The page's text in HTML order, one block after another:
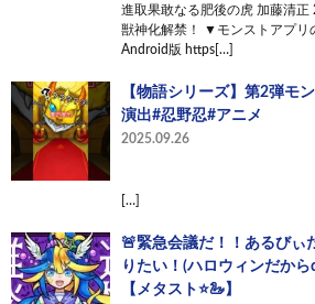
進取果敢なる肥後の虎 加藤清
獣神化解禁！ ▼モンストアプリ
Android版 https[…]
【物語シリーズ】第2弾モ
演出#忍野忍#アニメ
2025.09.26
[…]
🚨緊急会議だ！！あるびぃ
りたい！(ハロウィンだか
【メタスト⭐️🦢】